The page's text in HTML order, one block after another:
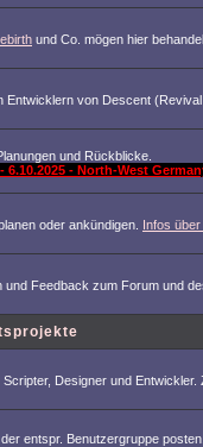
und Co. mögen hier
Entwicklern von Descent
und Rückblicke.
6.10.2025 - North-West
oder ankündigen. Infos
Feedback zum Forum und
Designer und Entwickler.
entspr. Benutzergruppe posten.